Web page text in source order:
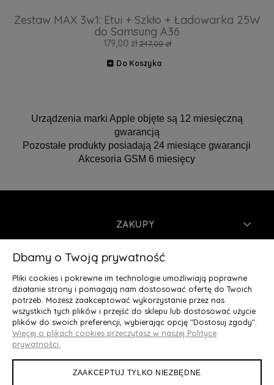
Zestaw MAX 3w1: Etui + Szkło + Ładowarka 25W
do Samsung A36
179,00 zł 247,00 zł
Do Koszyka
Urządzenia marki Apple objęte są 12 miesięczną
gwarancją
Pozostałe produkty posiadają 24 miesiące gwarancji
Akcesoria GSM 6 miesięcy
ZAKUPY
INFORMACJE
MOJE KONTO
O NAS
Deluxury.pl
Dbamy o Twoją prywatność
Pliki cookies i pokrewne im technologie umożliwiają poprawne
działanie strony i pomagają nam dostosować ofertę do Twoich
potrzeb. Możesz zaakceptować wykorzystanie przez nas
wszystkich tych plików i przejść do sklepu lub dostosować użycie
plików do swoich preferencji, wybierając opcję "Dostosuj zgody".
Więcej o plikach cookies przeczytasz w naszej Polityce
prywatności.
ZAAKCEPTUJ TYLKO NIEZBĘDNE